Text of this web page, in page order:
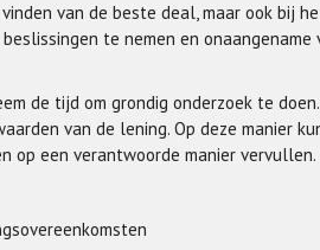
van de beste deal, maar ook bij
te nemen en onaangename
de tijd om grondig onderzoek te
van de lening. Op deze manier
op een verantwoorde manier vervullen.